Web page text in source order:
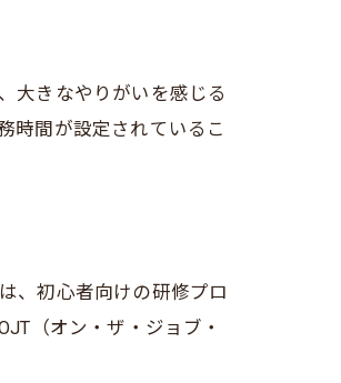
大きなやりがいを感じる
時間が設定されているこ
、初心者向けの研修プロ
（オン・ザ・ジョブ・